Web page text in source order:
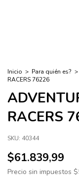
Inicio > Para quién es? >
RACERS 76226
RACERS
SKU: 40344
$61.839,99
Precio sin impuestos